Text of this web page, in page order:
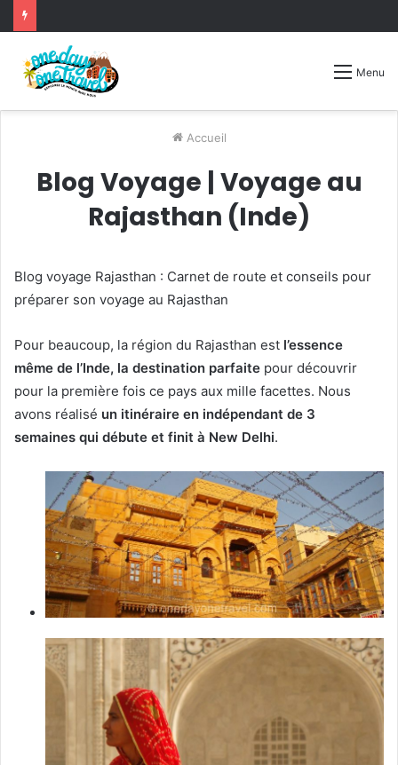
Menu
Accueil
Blog Voyage | Voyage au
Rajasthan (Inde)
Blog voyage Rajasthan : Carnet de route et conseils pour
préparer son voyage au Rajasthan
Pour beaucoup, la région du Rajasthan est l’essence
même de l’Inde, la destination parfaite pour découvrir
pour la première fois ce pays aux mille facettes. Nous
avons réalisé un itinéraire en indépendant de 3
semaines qui débute et finit à New Delhi.